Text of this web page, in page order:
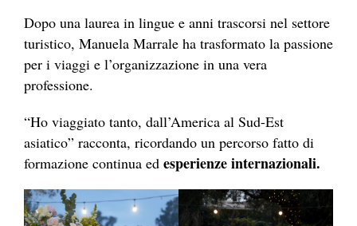
Dopo una laurea in lingue e anni trascorsi nel settore
turistico, Manuela Marrale ha trasformato la passione
per i viaggi e l’organizzazione in una vera
professione.
“Ho viaggiato tanto, dall’America al Sud-Est
asiatico” racconta, ricordando un percorso fatto di
formazione continua ed esperienze internazionali.